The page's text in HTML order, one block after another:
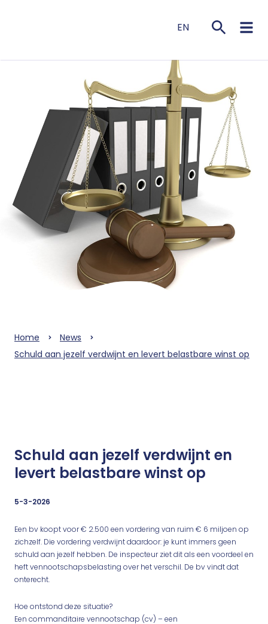
EN
Home
News
Schuld aan jezelf verdwijnt en levert belastbare winst op
Schuld aan jezelf verdwijnt en
levert belastbare winst op
5-3-2026
Een bv koopt voor € 2.500 een vordering van ruim € 6 miljoen op
zichzelf. Die vordering verdwijnt daardoor: je kunt immers geen
schuld aan jezelf hebben. De inspecteur ziet dit als een voordeel en
heft vennootschapsbelasting over het verschil. De bv vindt dat
onterecht.
Hoe ontstond deze situatie?
Een commanditaire vennootschap (cv) – een